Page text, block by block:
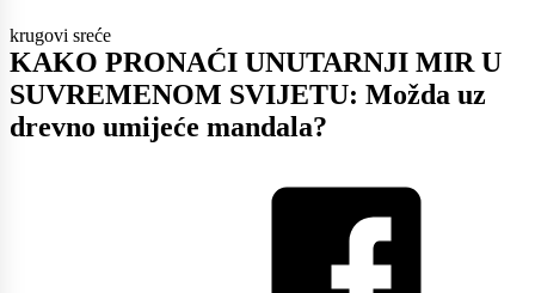
krugovi sreće
KAKO PRONAĆI UNUTARNJI MIR U
SUVREMENOM SVIJETU: Možda uz
drevno umijeće mandala?